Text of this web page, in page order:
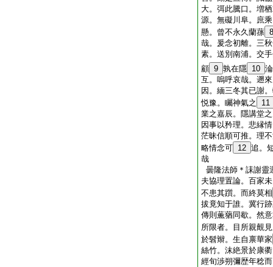
大。弭此騰口。増
源。無礙川阜。庶
懸。曾不永久蘭蓀 8
哉。爰念初離。三
素。送別南浦。交
顧 9 孰在隱 10
互。嗚呼哀哉。遡
因。緬三冬其已謝
悦豫。矚神氣之
11
業之嘉辰。隱講堂
因事以矜理。悲縁
茫昧信順可推。理
略情念可 12 追。
哉
曇隆法師＊誄謝靈
夫協理置論。百家
不患其躓。而終莫相
拔竟知于誰。冀行
傳則薫蕕同歇。然
所限者。目所親覿
於髫辮。生自禀華家
絲竹。沫絶景於康
經旬渉朔彌歴年稔